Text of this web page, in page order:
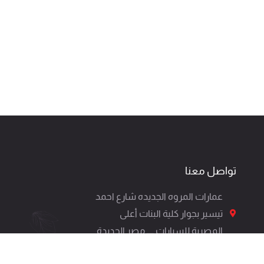
تواصل معنا
عمارات المروه الجديده شارع احمد
تيسير بجوار كلية البنات أعلى
المصرية للسيارات ــــ مصر الجديدة